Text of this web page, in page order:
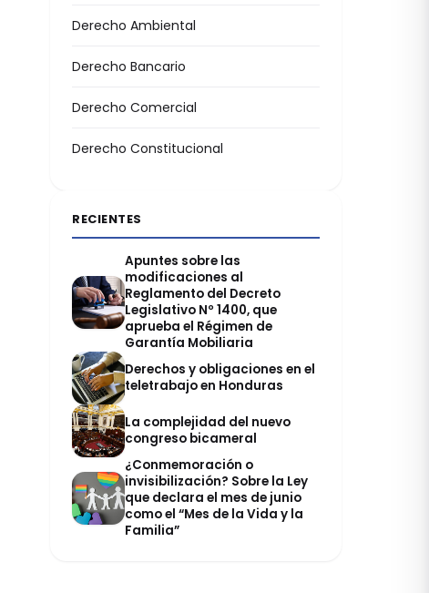
Derecho Ambiental
Derecho Bancario
Derecho Comercial
Derecho Constitucional
RECIENTES
Apuntes sobre las
modificaciones al
Reglamento del Decreto
Legislativo Nº 1400, que
aprueba el Régimen de
Garantía Mobiliaria
Derechos y obligaciones en el
teletrabajo en Honduras
La complejidad del nuevo
congreso bicameral
¿Conmemoración o
invisibilización? Sobre la Ley
que declara el mes de junio
como el “Mes de la Vida y la
Familia”